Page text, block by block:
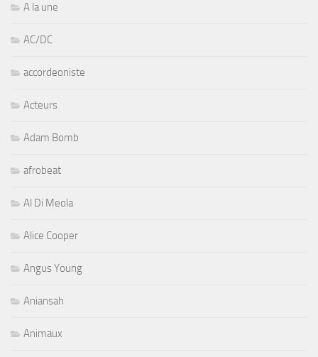
A la une
AC/DC
accordeoniste
Acteurs
Adam Bomb
afrobeat
Al Di Meola
Alice Cooper
Angus Young
Aniansah
Animaux